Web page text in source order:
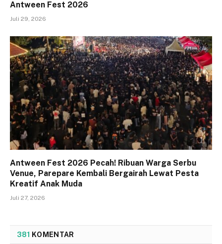
Antween Fest 2026
Juli 29, 2026
Antween Fest 2026 Pecah! Ribuan Warga Serbu
Venue, Parepare Kembali Bergairah Lewat Pesta
Kreatif Anak Muda
Juli 27, 2026
381 KOMENTAR